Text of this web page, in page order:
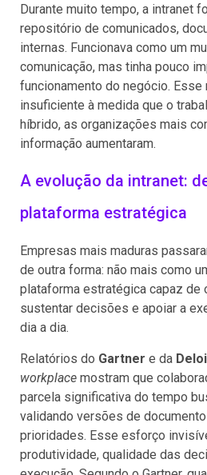
Durante muito tempo, a intranet
repositório de comunicados,
internas. Funcionava como um
comunicação, mas tinha pouco
funcionamento do negócio.
insuficiente à medida que o
híbrido, as organizações mais
informação aumentaram.
A evolução da intranet:
plataforma estratégica
Empresas mais maduras
de outra forma: não mais como
plataforma estratégica capaz de
sustentar decisões e apoiar a
dia a dia.
Relatórios do Gartner e da
workplace mostram que
parcela significativa do tempo
validando versões de
prioridades. Esse esforço
produtividade, qualidade das